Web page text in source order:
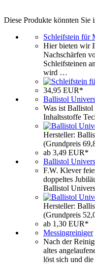
Diese Produkte könnten Sie
Schleifstein für
Hier bieten wir
Nachschärfen
Schleifsteinen
wird …
34,95 EUR*
Ballistol
Was ist
Inhaltsstoffe
Hersteller:
(Grundpreis
ab 3,49 EUR*
Ballistol
F.W. Klever
doppeltes
Ballistol
Hersteller:
(Grundpreis
ab 1,30 EUR*
Messingreiniger
Nach der
altes
löst sich und